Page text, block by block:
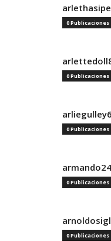
0 Publicaciones
0 Publicaciones
0 Publicaciones
0 Publicaciones
0 Publicaciones